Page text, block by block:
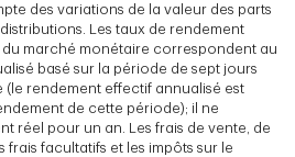
des variations de la valeur des parts
Les taux de rendement
marché monétaire correspondent au
basé sur la période de sept jours
(le rendement effectif annualisé est
de cette période); il ne
réel pour un an. Les frais de vente, de
frais facultatifs et les impôts sur le